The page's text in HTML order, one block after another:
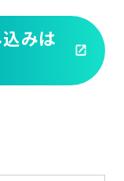
みは